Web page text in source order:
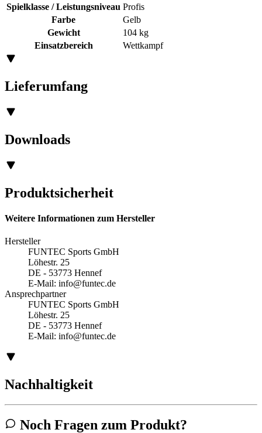
Spielklasse / Leistungsniveau Profis
Farbe
Gelb
Gewicht
104 kg
Einsatzbereich
Wettkampf
Lieferumfang
Downloads
Produktsicherheit
Weitere Informationen zum Hersteller
Hersteller
FUNTEC Sports GmbH
Löhestr. 25
DE - 53773 Hennef
E-Mail: info@funtec.de
Ansprechpartner
FUNTEC Sports GmbH
Löhestr. 25
DE - 53773 Hennef
E-Mail: info@funtec.de
Nachhaltigkeit
Noch Fragen zum Produkt?